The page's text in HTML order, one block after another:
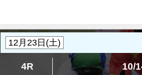
4R 10/